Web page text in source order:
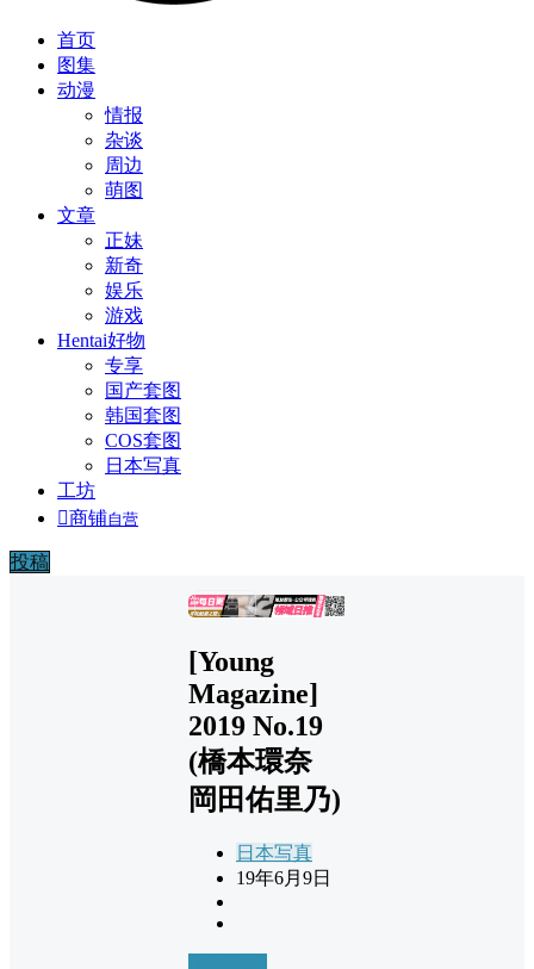
首页
图集
动漫
情报
杂谈
周边
萌图
文章
正妹
新奇
娱乐
游戏
Hentai好物
专享
国产套图
韩国套图
COS套图
日本写真
工坊
商铺自营
投稿
广告
[Young
Magazine]
2019 No.19
(橋本環奈
岡田佑里乃)
日本写真
19年6月9日